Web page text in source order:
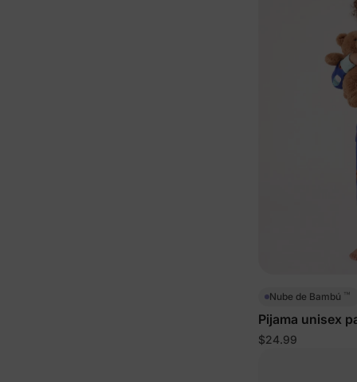
Nube de Bambú ™
Pijama unisex
de 2 piezas
$24.99